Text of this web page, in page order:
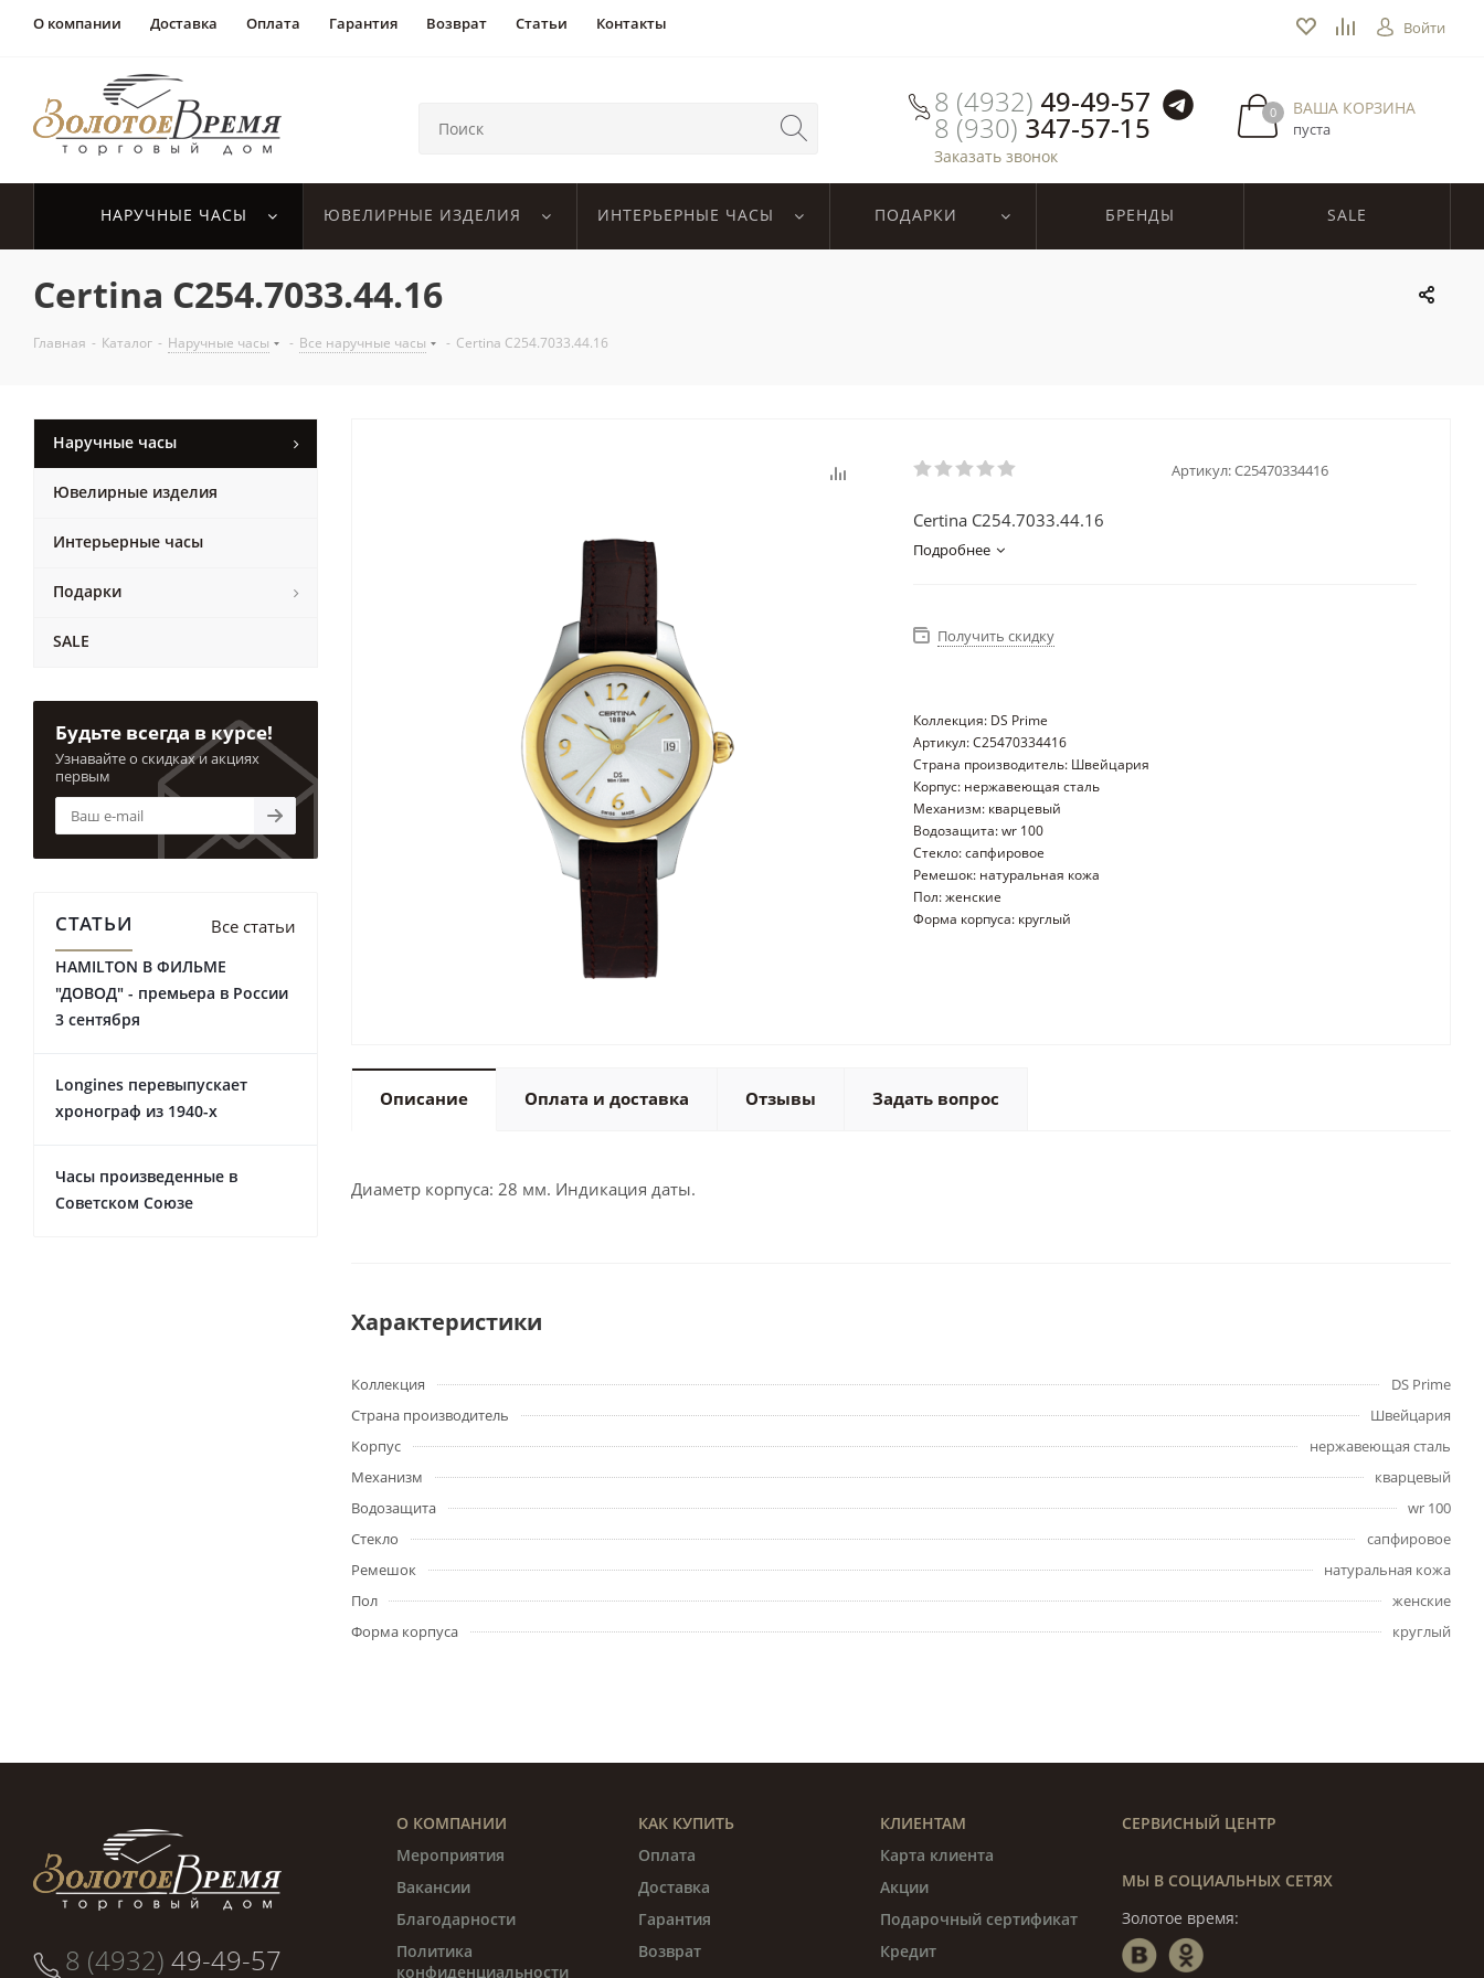
О компании Доставка Оплата Гарантия Возврат Статьи Контакты Войти
8 (4932) 49-49-57
8 (930) 347-57-15
Заказать звонок
ВАША КОРЗИНА
пуста
0
НАРУЧНЫЕ ЧАСЫ ЮВЕЛИРНЫЕ ИЗДЕЛИЯ ИНТЕРЬЕРНЫЕ ЧАСЫ ПОДАРКИ БРЕНДЫ SALE
Certina C254.7033.44.16
Главная - Каталог - Наручные часы - Все наручные часы - Certina C254.7033.44.16
Артикул:C25470334416
Certina C254.7033.44.16
Подробнее
Получить скидку
Коллекция: DS Prime
Артикул: C25470334416
Страна производитель: Швейцария
Корпус: нержавеющая сталь
Механизм: кварцевый
Водозащита: wr 100
Стекло: сапфировое
Ремешок: натуральная кожа
Пол: женские
Форма корпуса: круглый
Описание Оплата и доставка Отзывы Задать вопрос
Диаметр корпуса: 28 мм. Индикация даты.
Характеристики
Коллекция
DS Prime
Страна производитель
Швейцария
Корпус
нержавеющая сталь
Механизм
кварцевый
Водозащита
wr 100
Стекло
сапфировое
Ремешок
натуральная кожа
Пол
женские
Форма корпуса
круглый
Наручные часы
Ювелирные изделия
Интерьерные часы
Подарки
SALE
Будьте всегда в курсе!
Узнавайте о скидках и акциях
первым
СТАТЬИ Все статьи
HAMILTON В ФИЛЬМЕ
"ДОВОД" - премьера в России
3 сентября
Longines перевыпускает
хронограф из 1940-х
Часы произведенные в
Советском Союзе
8 (4932) 49-49-57
О КОМПАНИИ
Мероприятия
Вакансии
Благодарности
Политика
конфиденциальности
КАК КУПИТЬ
Оплата
Доставка
Гарантия
Возврат
КЛИЕНТАМ
Карта клиента
Акции
Подарочный сертификат
Кредит
СЕРВИСНЫЙ ЦЕНТР
МЫ В СОЦИАЛЬНЫХ СЕТЯХ
Золотое время: